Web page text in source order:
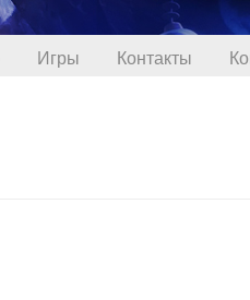
Игры Контакты